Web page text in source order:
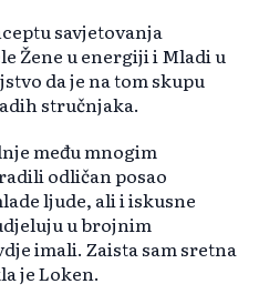
savjetovanja
Žene u energiji i Mladi u
da je na tom skupu
stručnjaka.
među mnogim
odličan posao
ljude, ali i iskusne
u brojnim
imali. Zaista sam sretna
je Loken.